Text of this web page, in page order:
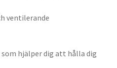
ventilerande
hjälper dig att hålla dig